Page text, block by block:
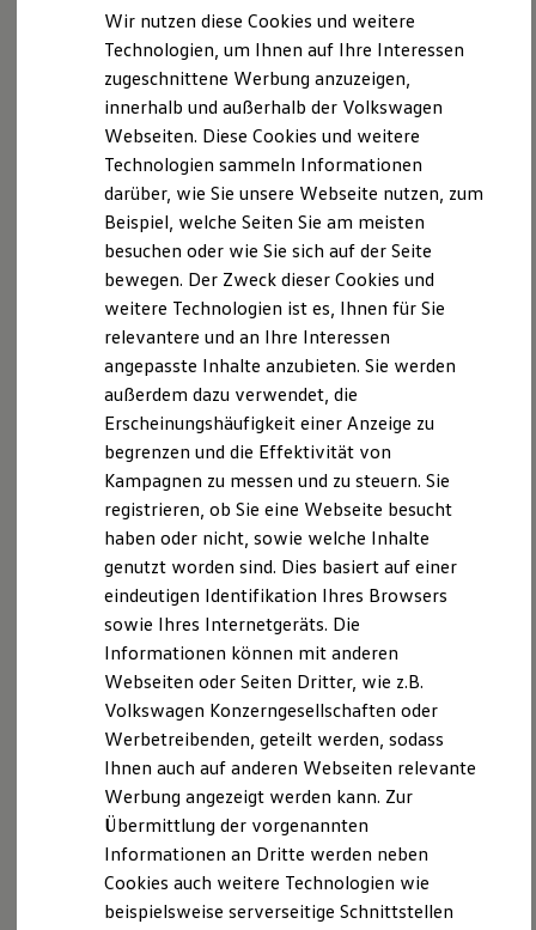
Elektrofahrzeugkonzepte
ID. EVERY1
Reichweite
Reichweite der ID. Modelle
Reichweite im Winter
Rekuperation
Laden
Laden unterwegs
Laden Zuhause
Ladestationen finden
Ladezeitensimulator
Sicherheit
Garantie und Lebensdauer
Nachhaltigkeit
Kosten und Kauf
Verbrauchskosten
Kaufoptionen
E-Auto-Förderung
Software und Konnektivität
Die ID. Software 6
ID. Software Versionen und Updates
Digitale Extras
Schnittstellen zu Ihrem ID.
Hybridautos
Marke und Erlebnis
Volkswagen R und R Experience
R-Modelle
R Experience
Driving Experience
Werkbesichtigung
Factory visit
Lifestyle Shop
Golf Kollektion
ID. Kollektion
Volkswagen Kollektion
GTI Kollektion
Fußball Drop
Lade- und Thermomanagement für die
Batterie
Das Lade- und Thermomanagement kann bereits während
der Fahrt dafür sorgen, dass der Akku Ihres ID. auf den
nächsten Ladestopp vorbereitet wird. Je nach Bedarf
können die Batteriezellen dabei gekühlt oder erwärmt
werden, damit sie immer mit optimaler Temperatur und
somit besonders effizient geladen werden. Bei aktiver
Zielführung des Navigationssystems funktioniert dies
automatisch, sobald auf der Route eine Ladephase
eingeplant ist. Alternativ kann das System auch manuell
aktiviert werden. Zusätzlich zur Ladefunktion wurde auch der
Battery Care Mode verbessert, der die Batterie in
verschiedensten Situationen schonen kann.
Wir nutzen diese Cookies und weitere
Technologien, um Ihnen auf Ihre Interessen
zugeschnittene Werbung anzuzeigen,
innerhalb und außerhalb der Volkswagen
Webseiten. Diese Cookies und weitere
Technologien sammeln Informationen
darüber, wie Sie unsere Webseite nutzen, zum
Beispiel, welche Seiten Sie am meisten
besuchen oder wie Sie sich auf der Seite
bewegen. Der Zweck dieser Cookies und
weitere Technologien ist es, Ihnen für Sie
relevantere und an Ihre Interessen
angepasste Inhalte anzubieten. Sie werden
außerdem dazu verwendet, die
Erscheinungshäufigkeit einer Anzeige zu
begrenzen und die Effektivität von
Kampagnen zu messen und zu steuern. Sie
registrieren, ob Sie eine Webseite besucht
haben oder nicht, sowie welche Inhalte
genutzt worden sind. Dies basiert auf einer
eindeutigen Identifikation Ihres Browsers
sowie Ihres Internetgeräts. Die
Informationen können mit anderen
Webseiten oder Seiten Dritter, wie z.B.
Volkswagen Konzerngesellschaften oder
Werbetreibenden, geteilt werden, sodass
Ihnen auch auf anderen Webseiten relevante
Werbung angezeigt werden kann. Zur
Übermittlung der vorgenannten
Informationen an Dritte werden neben
Cookies auch weitere Technologien wie
beispielsweise serverseitige Schnittstellen